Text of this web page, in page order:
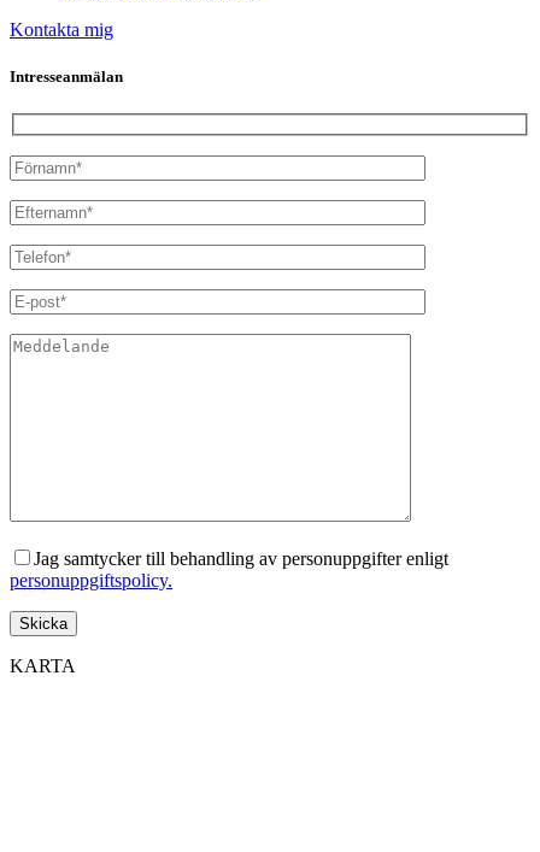
Kontakta mig
Intresseanmälan
Jag samtycker till behandling av personuppgifter enligt
personuppgiftspolicy.
KARTA